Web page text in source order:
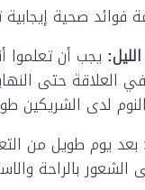
فوائد صحية
يجب أن تعلموا
العلاقة حتى
لدى الشريكين
بعد يوم طويل من
بالراحة